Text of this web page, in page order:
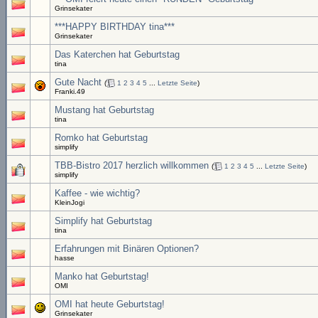
Grinsekater
***HAPPY BIRTHDAY tina***
Grinsekater
Das Katerchen hat Geburtstag
tina
Gute Nacht ( 1 2 3 4 5 Letzte Seite)
Franki.49
Mustang hat Geburtstag
tina
Romko hat Geburtstag
simplify
TBB-Bistro 2017 herzlich willkommen ( 1 2 3 4 5 Letzte Seite)
simplify
Kaffee - wie wichtig?
KleinJogi
Simplify hat Geburtstag
tina
Erfahrungen mit Binären Optionen?
hasse
Manko hat Geburtstag!
OMI
OMI hat heute Geburtstag!
Grinsekater